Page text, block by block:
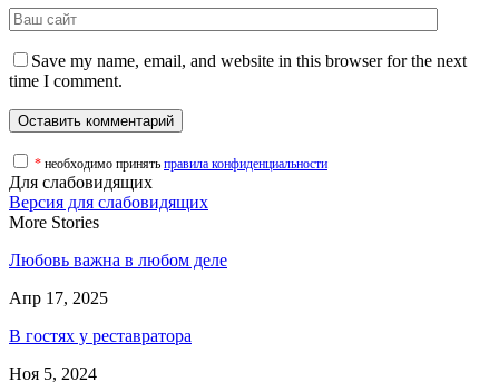
Save my name, email, and website in this browser for the next
time I comment.
* необходимо принять правила конфиденциальности
Для слабовидящих
Версия для слабовидящих
More Stories
Любовь важна в любом деле
Апр 17, 2025
В гостях у реставратора
Ноя 5, 2024